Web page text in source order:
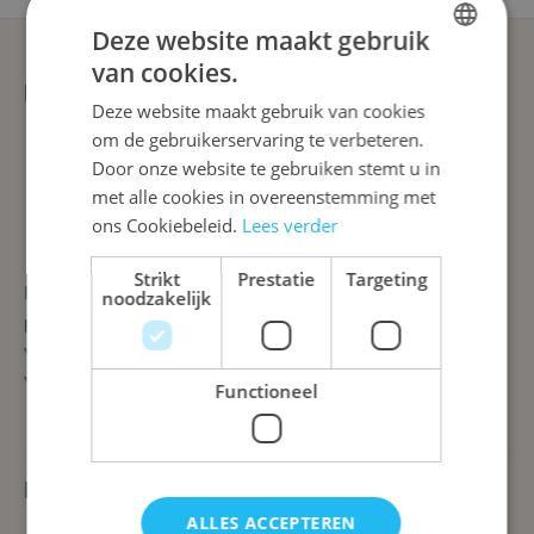
Blijf op de hoogte
Meld je aan voor onze nieuwsbrief
Lotana is niet zomaar een webshop voor gezelschapsspellen en
puzzels. We bieden speelvogels en puzzelfanaten waanzinnig
veel keuze én snelle leveringen. Na enkele muisklikken leveren
we (met) plezier aan huis.
Klantenservice
ENGLISH
Deze website maakt gebruik
van cookies.
Deze website maakt gebruik van cookies
om de gebruikerservaring te verbeteren.
Door onze website te gebruiken stemt u in
met alle cookies in overeenstemming met
ons Cookiebeleid. Lees verder
Strikt
noodzakelijk
Prestatie Targeting
Functioneel
ALLES ACCEPTEREN